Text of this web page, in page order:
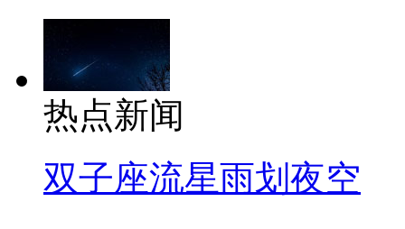
热点新闻
双子座流星雨划夜空